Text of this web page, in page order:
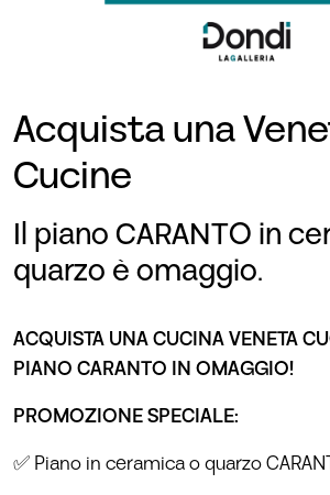
Acquista una
Cucine
Il piano CARANTO in
quarzo è omaggio.
ACQUISTA UNA CUCINA VENETA
PIANO CARANTO IN OMAGGIO!
PROMOZIONE SPECIALE:
✅ Piano in ceramica o quarzo